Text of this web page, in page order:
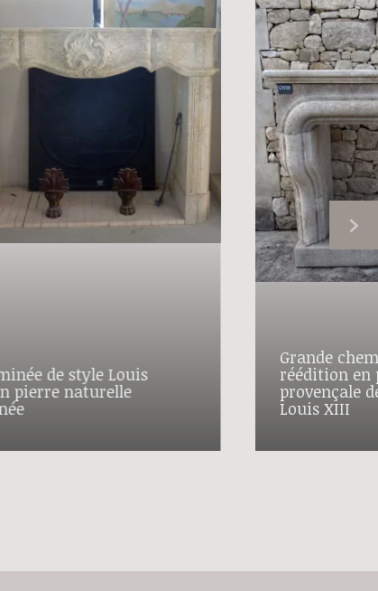
de style Louis
pierre naturelle
Grande
réédition en
provençale
Louis XIII